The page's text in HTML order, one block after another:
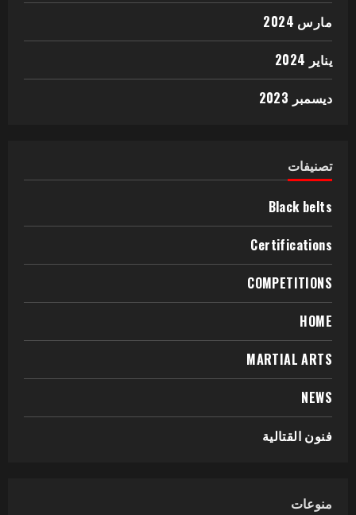
مارس 2024
يناير 2024
ديسمبر 2023
تصنيفات
Black belts
Certifications
COMPETITIONS
HOME
MARTIAL ARTS
NEWS
فنون القتالية
منوعات